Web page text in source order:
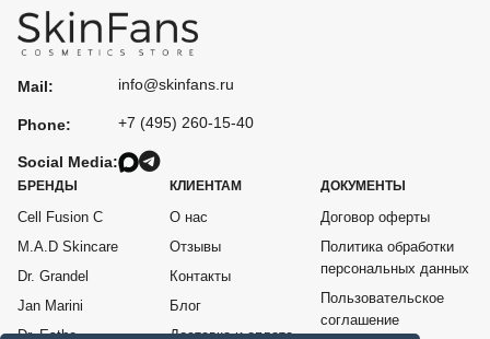
Mail:
Phone:
Social Media:
info@skinfans.ru
+7 (495) 260-15-40
БРЕНДЫ
Cell Fusion C
M.A.D Skincare
Dr. Grandel
Jan Marini
Dr. Esthe
КЛИЕНТАМ
О нас
Отзывы
Контакты
Блог
Доставка и оплата
ДОКУМЕНТЫ
Договор оферты
Политика обработки
персональных данных
Пользовательское
соглашение